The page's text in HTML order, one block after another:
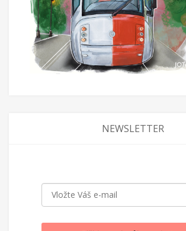
NEWSLETTER